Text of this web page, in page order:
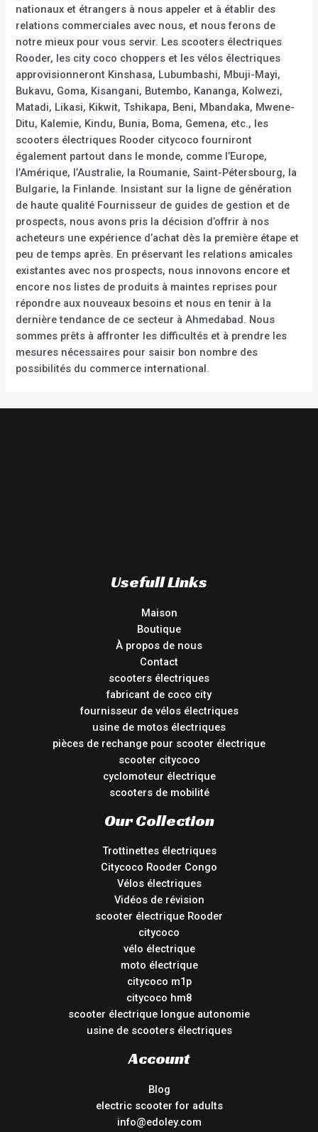
nationaux et étrangers à nous appeler et à établir des
relations commerciales avec nous, et nous ferons de
notre mieux pour vous servir. Les scooters électriques
Rooder, les city coco choppers et les vélos électriques
approvisionneront Kinshasa, Lubumbashi, Mbuji-Mayi,
Bukavu, Goma, Kisangani, Butembo, Kananga, Kolwezi,
Matadi, Likasi, Kikwit, Tshikapa, Beni, Mbandaka, Mwene-
Ditu, Kalemie, Kindu, Bunia, Boma, Gemena, etc., les
scooters électriques Rooder citycoco fourniront
également partout dans le monde, comme l’Europe,
l’Amérique, l’Australie, la Roumanie, Saint-Pétersbourg, la
Bulgarie, la Finlande. Insistant sur la ligne de génération
de haute qualité Fournisseur de guides de gestion et de
prospects, nous avons pris la décision d’offrir à nos
acheteurs une expérience d’achat dès la première étape et
peu de temps après. En préservant les relations amicales
existantes avec nos prospects, nous innovons encore et
encore nos listes de produits à maintes reprises pour
répondre aux nouveaux besoins et nous en tenir à la
dernière tendance de ce secteur à Ahmedabad. Nous
sommes prêts à affronter les difficultés et à prendre les
mesures nécessaires pour saisir bon nombre des
possibilités du commerce international.
Usefull Links
Maison
Boutique
À propos de nous
Contact
scooters électriques
fabricant de coco city
fournisseur de vélos électriques
usine de motos électriques
pièces de rechange pour scooter électrique
scooter citycoco
cyclomoteur électrique
scooters de mobilité
Our Collection
Trottinettes électriques
Citycoco Rooder Congo
Vélos électriques
Vidéos de révision
scooter électrique Rooder
citycoco
vélo électrique
moto électrique
citycoco m1p
citycoco hm8
scooter électrique longue autonomie
usine de scooters électriques
Account
Blog
electric scooter for adults
info@edoley.com